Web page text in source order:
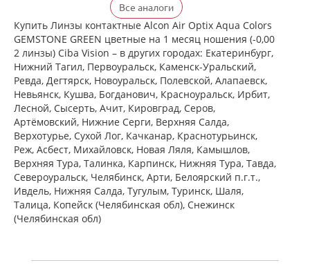
Все аналоги
Купить Линзы контактные Alcon Air Optix Aqua Colors
GEMSTONE GREEN цветные на 1 месяц ношения (-0,00
2 линзы) Ciba Vision – в других городах: Екатеринбург,
Нижний Тагил, Первоуральск, Каменск-Уральский,
Ревда, Дегтярск, Новоуральск, Полевской, Алапаевск,
Невьянск, Кушва, Богданович, Красноуральск, Ирбит,
Лесной, Сысерть, Ачит, Кировград, Серов,
Артёмовский, Нижние Cерги, Верхняя Салда,
Верхотурье, Сухой Лог, Качканар, Краснотурьинск,
Реж, Асбест, Михайловск, Новая Ляля, Камышлов,
Верхняя Тура, Талинка, Карпинск, Нижняя Тура, Тавда,
Североуральск, Челябинск, Арти, Белоярский п.г.т.,
Ивдель, Нижняя Салда, Тугулым, Туринск, Шаля,
Талица, Копейск (Челябинская обл), Снежинск
(Челябинская обл)